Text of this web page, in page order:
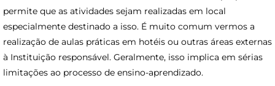
permite que as atividades sejam realizadas em local
especialmente destinado a isso. É muito comum vermos a
realização de aulas práticas em hotéis ou outras áreas externas
à Instituição responsável. Geralmente, isso implica em sérias
limitações ao processo de ensino-aprendizado.